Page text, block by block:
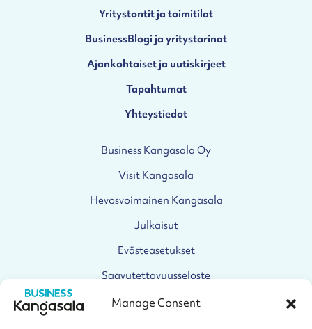
Manage Consent
Yritystontit ja toimitilat
BusinessBlogi ja yritystarinat
Ajankohtaiset ja uutiskirjeet
Tapahtumat
Yhteystiedot
Business Kangasala Oy
Visit Kangasala
Hevosvoimainen Kangasala
Julkaisut
Evästeasetukset
Saavutettavuusseloste